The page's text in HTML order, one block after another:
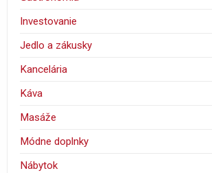
Investovanie
Jedlo a zákusky
Kancelária
Káva
Masáže
Módne doplnky
Nábytok